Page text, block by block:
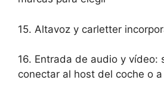
15. Altavoz y carletter
16. Entrada de audio y vídeo:
conectar al host del coche o